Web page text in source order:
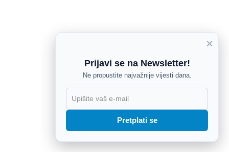
×
Prijavi se na Newsletter!
Ne propustite najvažnije vijesti dana.
Pretplati se